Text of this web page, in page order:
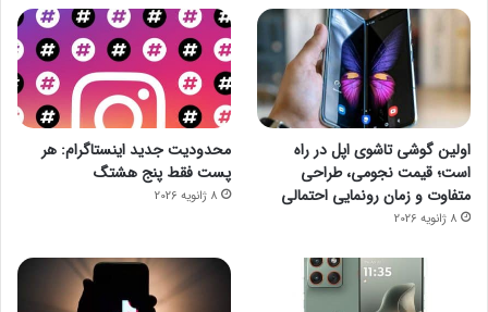
اولین گوشی تاشوی اپل در راه
است؛ قیمت نجومی، طراحی
متفاوت و زمان رونمایی احتمالی
8 ژانویه 2026
محدودیت جدید اینستاگرام: هر
پست فقط پنج هشتگ
8 ژانویه 2026